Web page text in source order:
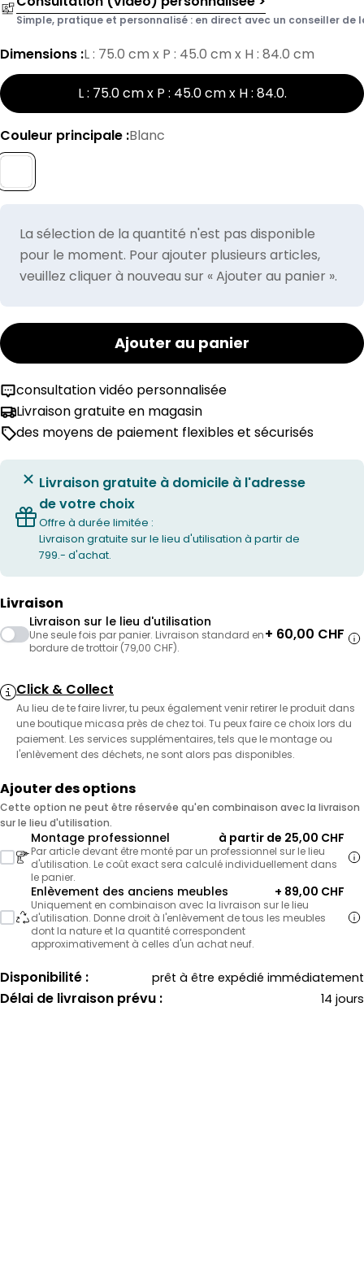
Simple, pratique et personnalisé : en direct avec un conseiller de
Dimensions :L : 75.0 cm x P : 45.0 cm x H : 84.0 cm
L : 75.0 cm x P : 45.0 cm x H : 84.0.
Couleur principale :Blanc
La sélection de la quantité n'est pas disponible
pour le moment. Pour ajouter plusieurs articles,
veuillez cliquer à nouveau sur « Ajouter au panier ».
Ajouter au panier
consultation vidéo personnalisée
Livraison gratuite en magasin
des moyens de paiement flexibles et sécurisés
Livraison gratuite à domicile à l'adresse
de votre choix
Offre à durée limitée :
Livraison gratuite sur le lieu d'utilisation à partir de
799.- d'achat.
Livraison
Livraison sur le lieu d'utilisation
Une seule fois par panier. Livraison standard en
bordure de trottoir (79,00 CHF).
+ 60,00 CHF
Click & Collect
Au lieu de te faire livrer, tu peux également venir retirer le produit dans
une boutique micasa près de chez toi. Tu peux faire ce choix lors du
paiement. Les services supplémentaires, tels que le montage ou
l'enlèvement des déchets, ne sont alors pas disponibles.
Ajouter des options
Cette option ne peut être réservée qu'en combinaison avec la livraison
sur le lieu d'utilisation.
Montage professionnel à partir de 25,00 CHF
Par article devant être monté par un professionnel sur le lieu
d'utilisation. Le coût exact sera calculé individuellement dans
le panier.
Enlèvement des anciens meubles + 89,00 CHF
Uniquement en combinaison avec la livraison sur le lieu
d'utilisation. Donne droit à l'enlèvement de tous les meubles
dont la nature et la quantité correspondent
approximativement à celles d'un achat neuf.
Disponibilité : prêt à être expédié immédiatement
Délai de livraison prévu : 14 jours